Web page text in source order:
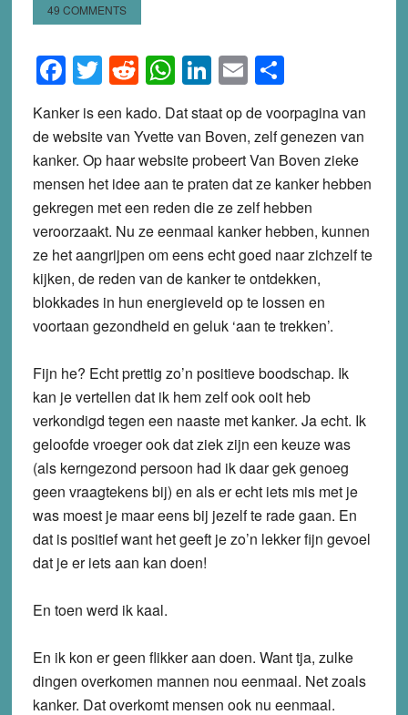
49 COMMENTS
Facebook
Twitter
Reddit
WhatsApp
LinkedIn
EmailShare
Kanker is een kado. Dat staat op de voorpagina van
de website van Yvette van Boven, zelf genezen van
kanker. Op haar website probeert Van Boven zieke
mensen het idee aan te praten dat ze kanker hebben
gekregen met een reden die ze zelf hebben
veroorzaakt. Nu ze eenmaal kanker hebben, kunnen
ze het aangrijpen om eens echt goed naar zichzelf te
kijken, de reden van de kanker te ontdekken,
blokkades in hun energieveld op te lossen en
voortaan gezondheid en geluk ‘aan te trekken’.
Fijn he? Echt prettig zo’n positieve boodschap. Ik
kan je vertellen dat ik hem zelf ook ooit heb
verkondigd tegen een naaste met kanker. Ja echt. Ik
geloofde vroeger ook dat ziek zijn een keuze was
(als kerngezond persoon had ik daar gek genoeg
geen vraagtekens bij) en als er echt iets mis met je
was moest je maar eens bij jezelf te rade gaan. En
dat is positief want het geeft je zo’n lekker fijn gevoel
dat je er iets aan kan doen!
En toen werd ik kaal.
En ik kon er geen flikker aan doen. Want tja, zulke
dingen overkomen mannen nou eenmaal. Net zoals
kanker. Dat overkomt mensen ook nu eenmaal.